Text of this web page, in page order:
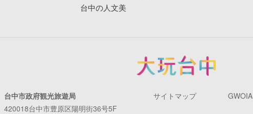
台中の人文美
台中市政府観光旅遊局
420018台中市豊原区陽明街36号5F
サイトマップ GWOIA